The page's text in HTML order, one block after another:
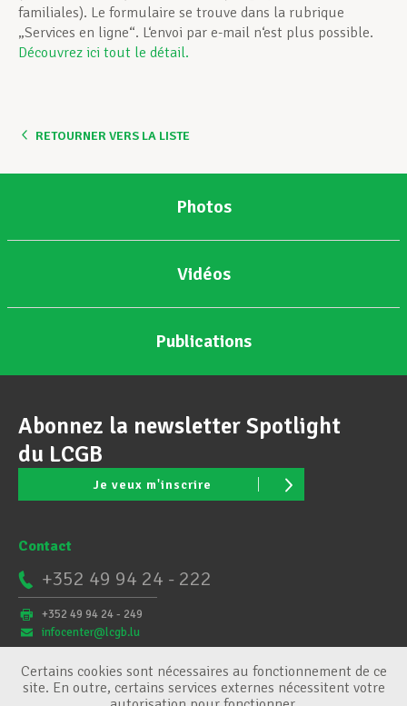
familiales). Le formulaire se trouve dans la rubrique
„Services en ligne“. L‘envoi par e-mail n‘est plus possible.
Découvrez ici tout le détail.
RETOURNER VERS LA LISTE
Photos
Vidéos
Publications
Abonnez la newsletter Spotlight
du LCGB
Je veux m'inscrire
Contact
+352 49 94 24 - 222
+352 49 94 24 - 249
infocenter@lcgb.lu
Certains cookies sont nécessaires au fonctionnement de ce
site. En outre, certains services externes nécessitent votre